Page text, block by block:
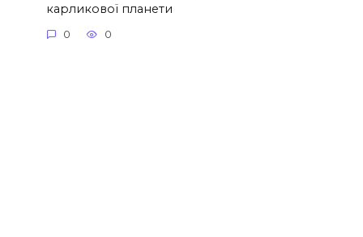
карликової планети
0 0